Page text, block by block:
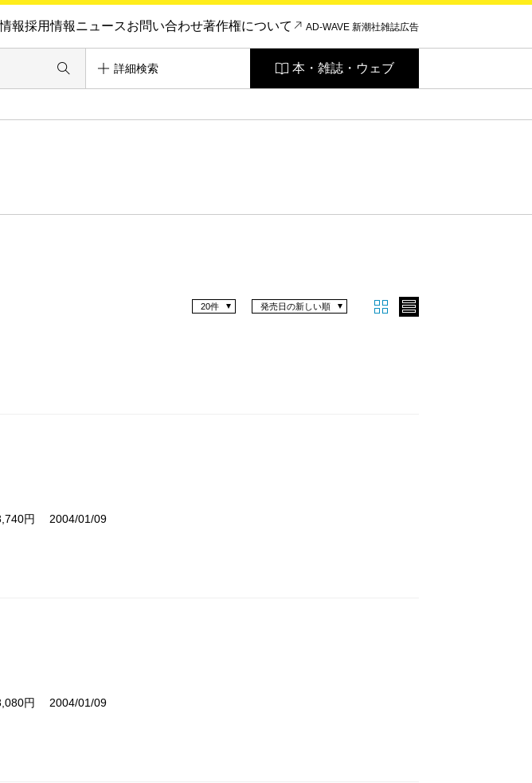
報採用情報ニュースお問い合わせ著作権について AD-WAVE 新潮社雑誌広告
詳細検索 本・雑誌・ウェブ
発売日の新しい順
20件
円 2004/01/09
円 2004/01/09